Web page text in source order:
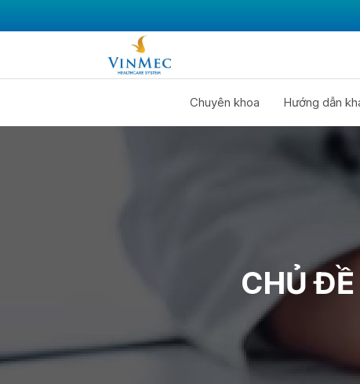
Chuyên khoa Hướng dẫn
CHỦ